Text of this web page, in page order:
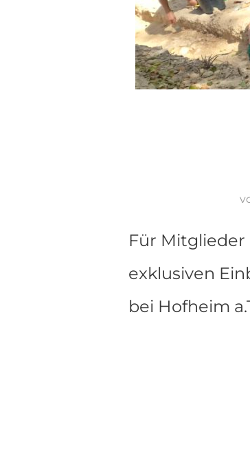
Für Mitglieder
exklusiven
bei Hofheim